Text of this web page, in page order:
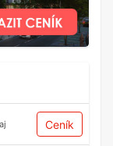
Ceník